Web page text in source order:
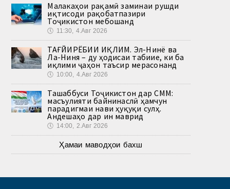
Малакаҳои рақамӣ заминаи рушди
иқтисоди рақобатпазири
Тоҷикистон мебошанд
🕔 11:30, 4.Авг 2026
ТАҒЙИРЁБИИ ИҚЛИМ. Эл-Нинё ва
Ла-Ниня – ду ҳодисаи табиие, ки ба
иқлими ҷаҳон таъсир мерасонанд
🕔 10:00, 4.Авг 2026
Ташаббуси Тоҷикистон дар СММ:
масъулияти байнинаслӣ ҳамчун
парадигмаи нави ҳуқуқи сулҳ.
Андешаҳо дар ин маврид
🕔 14:00, 2.Авг 2026
Ҳамаи маводҳои бахш